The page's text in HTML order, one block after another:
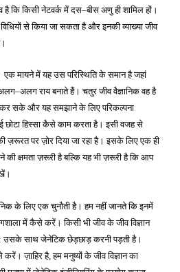
है कि किसी नेटवर्क में दस–बीस अणु ही शामिल हों।
से किया जा सकता है और इनकी व्याख्या जीव
एक मायने में यह उस परिस्थिति के समान है जहां
–अलग राय बनाते हैं। चतुर जीव वैज्ञानिक वह है
कर सके और यह समझाने के लिए परिकल्पना
हिस्सा कैसे काम करता है। इसी वजह से
ज़रूरत पर ज़ोर दिया जा रहा है। इसके लिए एक ही
की क्षमता ज़रूरी है बल्कि यह भी ज़रूरी है कि आप
के लिए एक चुनौती है। हम नहीं जानते कि इनमें
में कैसे करें। किसी भी जीव के जीव विज्ञान
उसके साथ जेनेटिक छेड़छाड़ करनी पड़ती है।
करें। ज़ाहिर है,हम मनुष्यों के जीव विज्ञान का